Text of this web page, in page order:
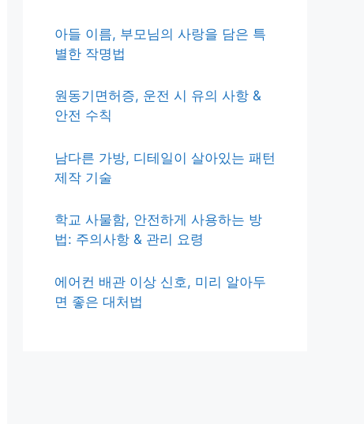
아들 이름, 부모님의 사랑을 담은 특
별한 작명법
원동기면허증, 운전 시 유의 사항 &
안전 수칙
남다른 가방, 디테일이 살아있는 패턴
제작 기술
학교 사물함, 안전하게 사용하는 방
법: 주의사항 & 관리 요령
에어컨 배관 이상 신호, 미리 알아두
면 좋은 대처법